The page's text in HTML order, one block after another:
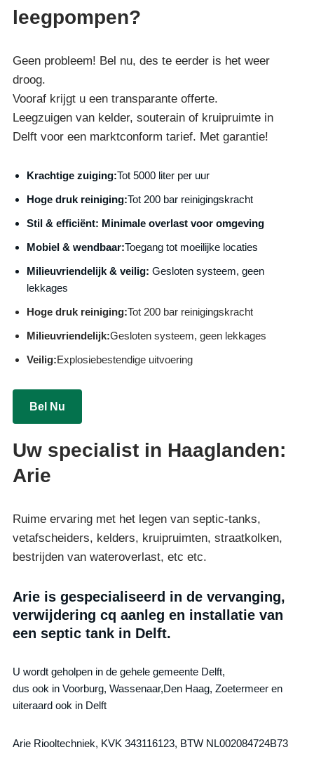
leegpompen?
Geen probleem! Bel nu, des te eerder is het weer
droog.
Vooraf krijgt u een transparante offerte.
Leegzuigen van kelder, souterain of kruipruimte in
Delft voor een marktconform tarief. Met garantie!
Krachtige zuiging:Tot 5000 liter per uur
Hoge druk reiniging:Tot 200 bar reinigingskracht
Stil & efficiënt: Minimale overlast voor omgeving
Mobiel & wendbaar:Toegang tot moeilijke locaties
Milieuvriendelijk & veilig: Gesloten systeem, geen
lekkages
Hoge druk reiniging:Tot 200 bar reinigingskracht
Milieuvriendelijk:Gesloten systeem, geen lekkages
Veilig:Explosiebestendige uitvoering
Bel Nu
Uw specialist in Haaglanden:
Arie
Ruime ervaring met het legen van septic-tanks,
vetafscheiders, kelders, kruipruimten, straatkolken,
bestrijden van wateroverlast, etc etc.
Arie is gespecialiseerd in de vervanging,
verwijdering cq aanleg en installatie van
een septic tank in Delft.
U wordt geholpen in de gehele gemeente Delft,
dus ook in Voorburg, Wassenaar,Den Haag, Zoetermeer en
uiteraard ook in Delft
Arie Riooltechniek, KVK 343116123, BTW NL002084724B73